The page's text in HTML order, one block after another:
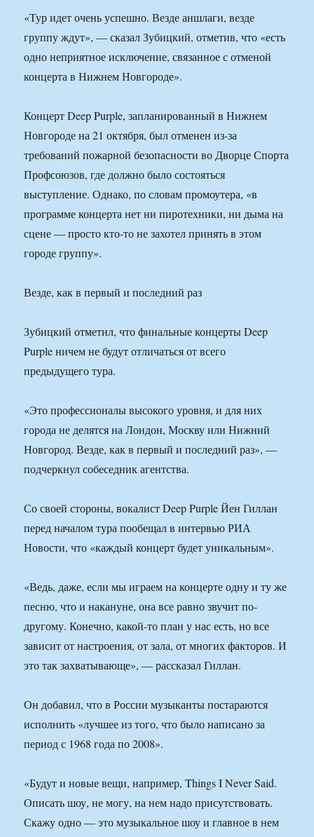
«Тур идет очень успешно. Везде аншлаги, везде
группу ждут», — сказал Зубицкий, отметив, что «есть
одно неприятное исключение, связанное с отменой
концерта в Нижнем Новгороде».
Концерт Deep Purple, запланированный в Нижнем
Новгороде на 21 октября, был отменен из-за
требований пожарной безопасности во Дворце Спорта
Профсоюзов, где должно было состояться
выступление. Однако, по словам промоутера, «в
программе концерта нет ни пиротехники, ни дыма на
сцене — просто кто-то не захотел принять в этом
городе группу».
Везде, как в первый и последний раз
Зубицкий отметил, что финальные концерты Deep
Purple ничем не будут отличаться от всего
предыдущего тура.
«Это профессионалы высокого уровня, и для них
города не делятся на Лондон, Москву или Нижний
Новгород. Везде, как в первый и последний раз», —
подчеркнул собеседник агентства.
Со своей стороны, вокалист Deep Purple Йен Гиллан
перед началом тура пообещал в интервью РИА
Новости, что «каждый концерт будет уникальным».
«Ведь, даже, если мы играем на концерте одну и ту же
песню, что и накануне, она все равно звучит по-
другому. Конечно, какой-то план у нас есть, но все
зависит от настроения, от зала, от многих факторов. И
это так захватывающе», — рассказал Гиллан.
Он добавил, что в России музыканты постараются
исполнить «лучшее из того, что было написано за
период с 1968 года по 2008».
«Будут и новые вещи, например, Things I Never Said.
Описать шоу, не могу, на нем надо присутствовать.
Скажу одно — это музыкальное шоу и главное в нем